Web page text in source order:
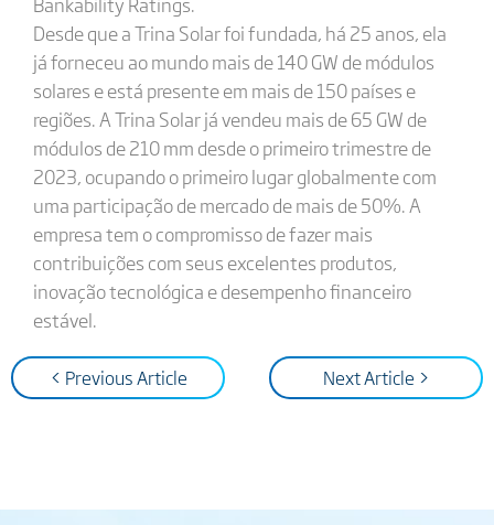
Desde que a Trina Solar foi fundada, há 25 anos, ela
já forneceu ao mundo mais de 140 GW de módulos
solares e está presente em mais de 150 países e
regiões. A Trina Solar já vendeu mais de 65 GW de
módulos de 210 mm desde o primeiro trimestre de
2023, ocupando o primeiro lugar globalmente com
uma participação de mercado de mais de 50%. A
empresa tem o compromisso de fazer mais
contribuições com seus excelentes produtos,
inovação tecnológica e desempenho financeiro
estável.
< Previous Article Next Article >